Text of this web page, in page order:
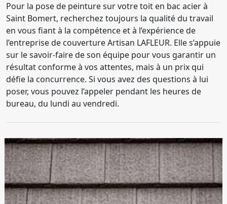
Pour la pose de peinture sur votre toit en bac acier à
Saint Bomert, recherchez toujours la qualité du travail
en vous fiant à la compétence et à l’expérience de
l’entreprise de couverture Artisan LAFLEUR. Elle s’appuie
sur le savoir-faire de son équipe pour vous garantir un
résultat conforme à vos attentes, mais à un prix qui
défie la concurrence. Si vous avez des questions à lui
poser, vous pouvez l’appeler pendant les heures de
bureau, du lundi au vendredi.